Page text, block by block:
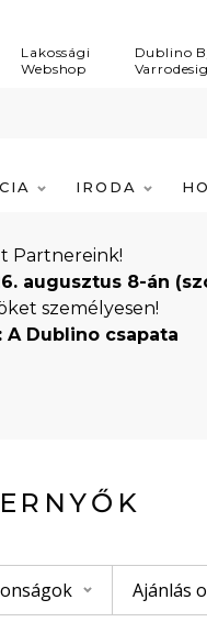
Lakossági
Webshop
Dublino
IRODA
Partnereink!
augusztus 8-án
személyesen!
Dublino csapata
Ajánlás